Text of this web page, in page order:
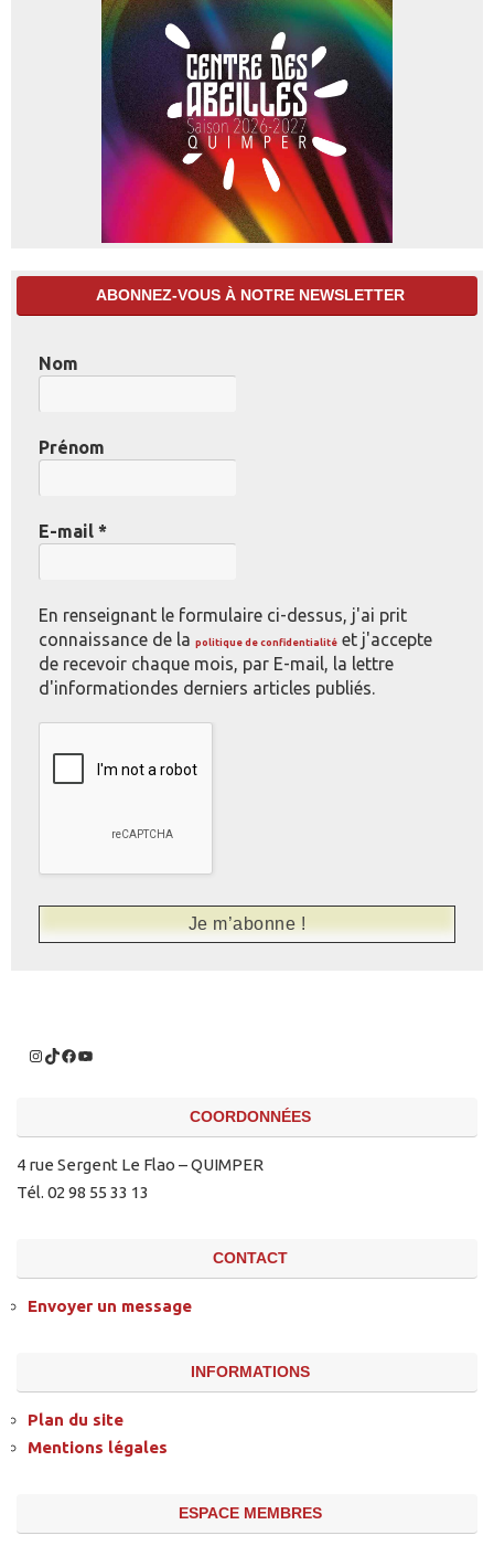
ABONNEZ-VOUS À NOTRE NEWSLETTER
Nom
Prénom
E-mail *
En renseignant le formulaire ci-dessus, j'ai prit
connaissance de la politique de confidentialité et j'accepte
de recevoir chaque mois, par E-mail, la lettre
d'informationdes derniers articles publiés.
COORDONNÉES
4 rue Sergent Le Flao – QUIMPER
Tél. 02 98 55 33 13
CONTACT
Envoyer un message
INFORMATIONS
Plan du site
Mentions légales
ESPACE MEMBRES